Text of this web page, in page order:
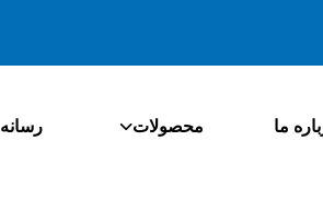
ما محصولات رسانه